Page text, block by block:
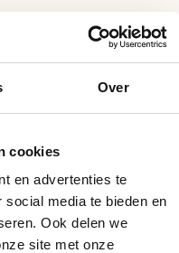
Over
cookies
en advertenties te
media te bieden en
Ook delen we
site met onze